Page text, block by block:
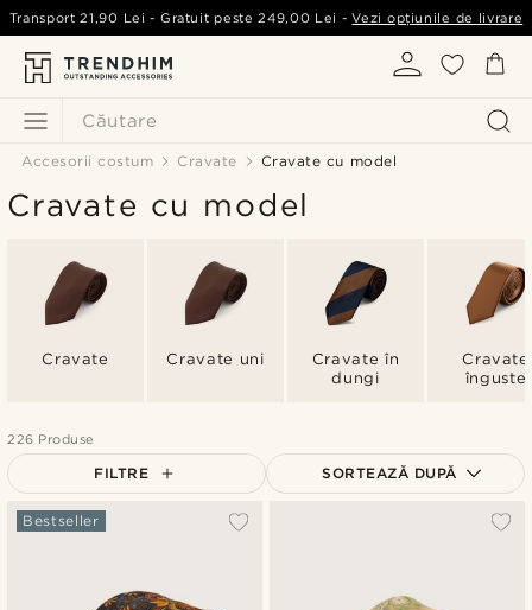
Căutare
Transport 21,90 Lei - Gratuit peste249,00 Lei -Vezi opțiunile de livrare
Accesorii costum Cravate Cravate cu model
Cravate cu model
Cravate Cravate uni
Cravate în
dungi
Cravate
înguste
226 Produse
FILTRE SORTEAZĂ DUPĂ
Bestseller